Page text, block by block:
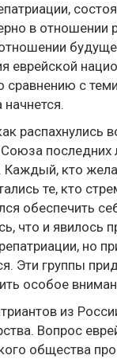
в
еврейской
с
распахнулись
последних
Каждый, кто
те, кто
обеспечить
что и явилось
но
Эти группы
особое
из
Вопрос
общества